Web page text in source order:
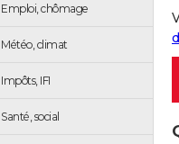
Emploi, chômage
Météo, climat
Impôts, IFI
Santé, social